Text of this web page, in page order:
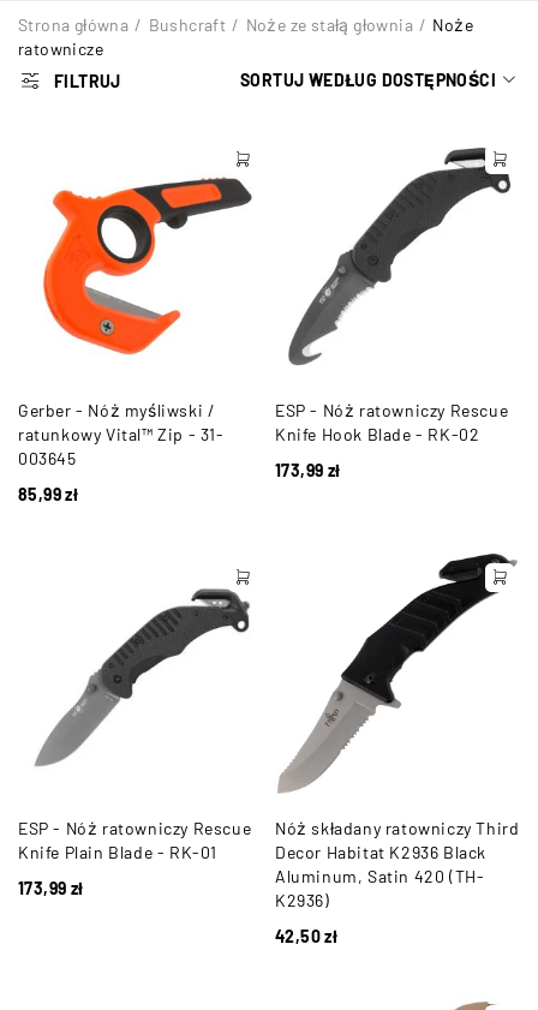
Strona główna / Bushcraft / Noże ze stałą głownia / Noże
ratownicze
FILTRUJ
SORTUJ WEDŁUG DOSTĘPNOŚCI
Gerber - Nóż myśliwski /
ratunkowy Vital™ Zip - 31-
003645
85,99zł
ESP - Nóż ratowniczy Rescue
Knife Hook Blade - RK-02
173,99 zł
ESP - Nóż ratowniczy Rescue
Knife Plain Blade - RK-01
173,99 zł
Nóż składany ratowniczy Third
Decor Habitat K2936 Black
Aluminum, Satin 420 (TH-
K2936)
42,50zł